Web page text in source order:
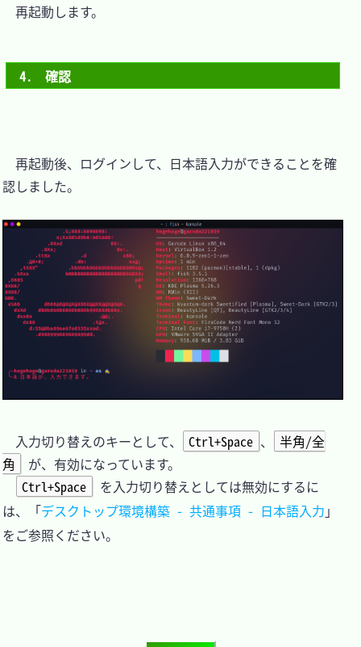
再起動します。
4.　確認
再起動後、ログインして、日本語入力ができることを確
認しました。
入力切り替えのキーとして、 Ctrl+Space 、
半角/全
角
が、有効になっています。
Ctrl+Space
を入力切り替えとしては無効にするに
は、「デスクトップ環境構築 - 共通事項 - 日本語入力 」
をご参照ください。